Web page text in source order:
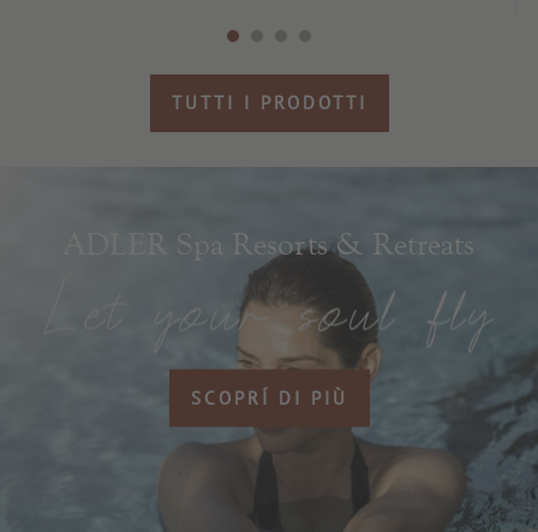
TUTTI I PRODOTTI
ADLER Spa Resorts & Retreats
SCOPRÍ DI PIÙ